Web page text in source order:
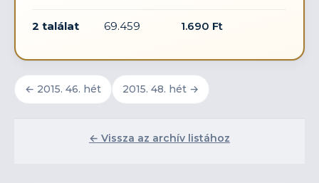
2 találat 69.459 1.690 Ft
← 2015. 46. hét 2015. 48. hét →
← Vissza az archív listához